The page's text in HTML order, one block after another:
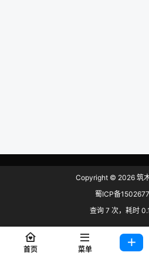
Copyright © 2026筑
蜀ICP备
查询 7 次，耗时
首页 菜单